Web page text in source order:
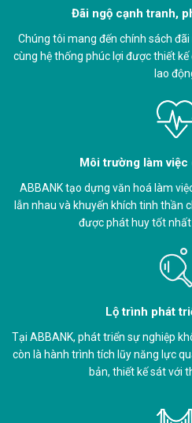
Đãi ngộ cạnh tranh,
Chúng tôi mang đến chính sách
cùng hệ thống phúc lợi được thiết
lao
Môi trường làm
ABBANK tạo dựng văn hoá làm
lẫn nhau và khuyến khích tinh thần
được phát huy tốt nhất
Lộ trình phát
Tại ABBANK, phát triển sự nghiệp
còn là hành trình tích lũy năng lực
bản, thiết kế sát với